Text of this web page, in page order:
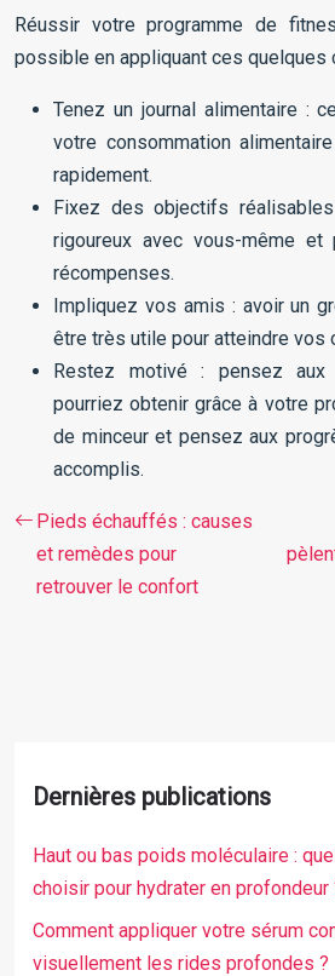
Réussir votre programme de
possible en appliquant ces quelques
Tenez un journal alimentaire :
votre consommation
rapidement.
Fixez des objectifs
rigoureux avec vous-même
récompenses.
Impliquez vos amis : avoir un
être très utile pour atteindre vos
Restez motivé : pensez aux
pourriez obtenir grâce à votre
de minceur et pensez aux
accomplis.
Pieds échauffés : causes
et remèdes pour
retrouver le confort
Dernières publications
Haut ou bas poids moléculaire :
choisir pour hydrater en profondeur
Comment appliquer votre sérum
visuellement les rides profondes ?